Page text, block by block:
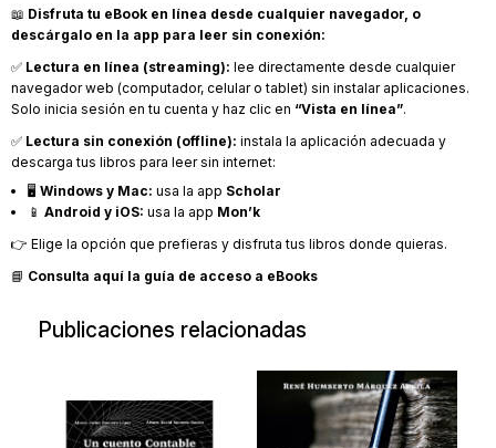
📖 Disfruta tu eBook en línea desde cualquier navegador, o
descárgalo en la app para leer sin conexión:
✅ Lectura en línea (streaming): lee directamente desde cualquier
navegador web (computador, celular o tablet) sin instalar aplicaciones.
Solo inicia sesión en tu cuenta y haz clic en “Vista en línea”.
✅ Lectura sin conexión (offline): instala la aplicación adecuada y
descarga tus libros para leer sin internet:
🖥️ Windows y Mac: usa la app Scholar
📱 Android y iOS: usa la app Mon’k
👉 Elige la opción que prefieras y disfruta tus libros donde quieras.
📘 Consulta aquí la guía de acceso a eBooks
Publicaciones relacionadas